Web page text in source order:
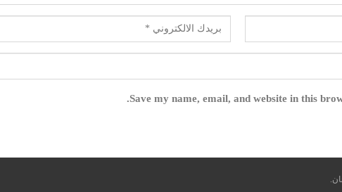
Save my name, email, and website in this